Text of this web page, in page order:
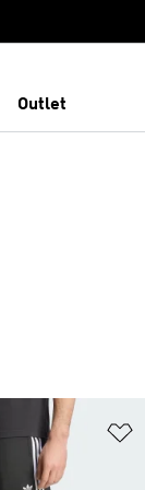
Outlet